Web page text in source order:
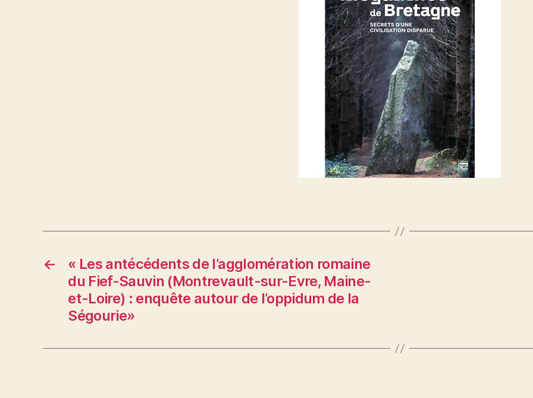
←
« Les antécédents de l’agglomération romaine
du Fief-Sauvin (Montrevault-sur-Evre, Maine-
et-Loire) : enquête autour de l’oppidum de la
Ségourie»